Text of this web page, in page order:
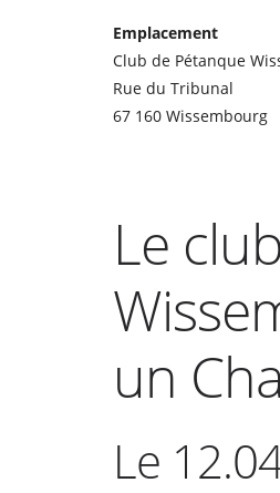
Emplacement
Club de Pétanque
Rue du Tribunal
67 160 Wissembourg
Le
un
Le